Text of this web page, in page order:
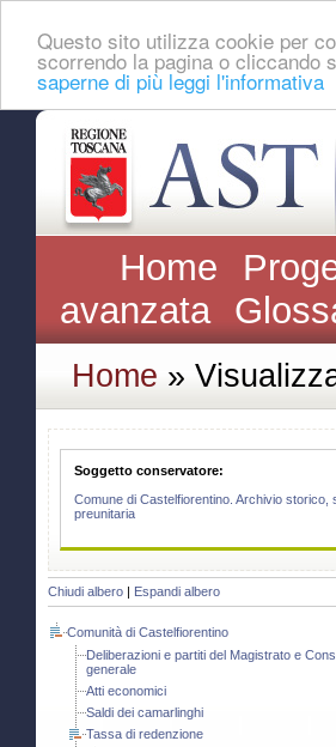
Questo sito utilizza cookie per
scorrendo la pagina o cliccando
saperne di più leggi l'informativa
Home
avanzata
Home »
Soggetto conservatore:
Comune di Castelfiorentino. Archivio storico,
preunitaria
Chiudi albero Espandi albero
Comunità di Castelfiorentino
Deliberazioni e partiti del Magistrato e
generale
Atti economici
Saldi dei camarlinghi
Tassa di redenzione